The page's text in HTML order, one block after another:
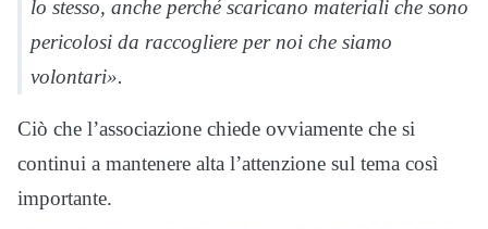
lo stesso, anche perché scaricano materiali che sono
pericolosi da raccogliere per noi che siamo
volontari».
Ciò che l’associazione chiede ovviamente che si
continui a mantenere alta l’attenzione sul tema così
importante.